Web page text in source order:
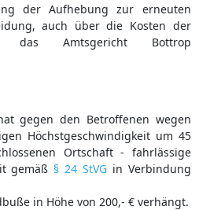
der Aufhebung zur erneuten
auch über die Kosten der
das Amtsgericht Bottrop
gegen den Betroffenen wegen
Höchstgeschwindigkeit um 45
Ortschaft - fahrlässige
gemäß § 24 StVGin Verbindung
in Höhe von 200,- € verhängt.